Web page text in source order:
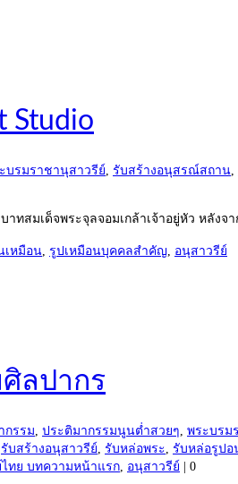
Studio
บรมราชานุสาวรีย์, รับสร้างอนุสรณ์สถาน,
าทสมเด็จพระจุลจอมเกล้าเจ้าอยู่หัว หลั
เหมือน, รูปเหมือนบุคคลสำคัญ, อนุสาวรีย์
ลปากร
กรรม, ประติมากรรมนูนต่ำสวยๆ, พระบรม
รับสร้างอนุสาวรีย์, รับหล่อพระ, รับหล่อรูปอ
ทย บทความหน้าแรก, อนุสาวรีย์ 0